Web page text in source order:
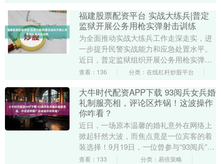
福建股票配资平台 实战大练兵|普定
监狱开展公务用枪实弹射击训练
为全面推动实战大练兵工作走深走实，进
一步提升民警实战能力和应急处置水平。
近日，普定监狱组织开展公务用枪实弹射
击训练。 训练过程中，参训民警在安全员
查看：136 分类：在线杠杆炒股平台
大牛时代配资APP下载 93阅兵女兵婚
礼制服亮相，评论区炸锅！这波操作
你咋看？
近日，一场原本温馨的婚礼意外在网络上
掀起轩然大波，而焦点竟是一位宾客的着
装选择！9月19日，一位曾参与“93阅兵”的
女民兵身穿当时的阅兵制服亮相亲友婚
查看：133 分类：易倍策略